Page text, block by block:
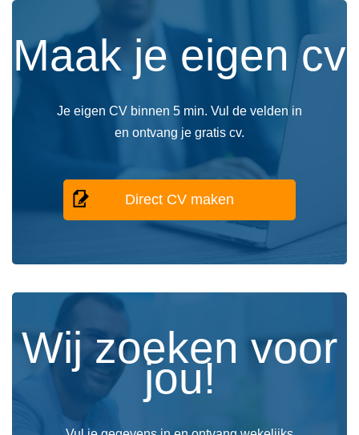
Maak je eigen cv
Je eigen CV binnen 5 min. Vul de velden in
en ontvang je gratis cv.
Direct CV maken
Wij zoeken voor
jou!